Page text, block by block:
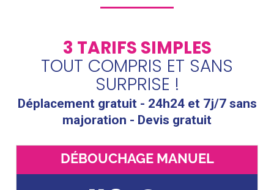
3 TARIFS SIMPLES
TOUT COMPRIS ET SANS
SURPRISE !
Déplacement gratuit - 24h24 et 7j/7 sans
majoration - Devis gratuit
DÉBOUCHAGE MANUEL